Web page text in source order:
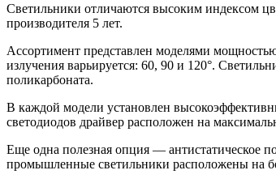
Светильники отличаются высоким индексом
производителя 5 лет.
Ассортимент представлен моделями
излучения варьируется: 60, 90 и 120°.
поликарбоната.
В каждой модели установлен
светодиодов драйвер расположен на
Еще одна полезная опция — антистатическое
промышленные светильники расположены на